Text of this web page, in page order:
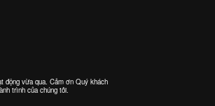
động vừa qua. Cảm ơn Quý khách
trình của chúng tôi.